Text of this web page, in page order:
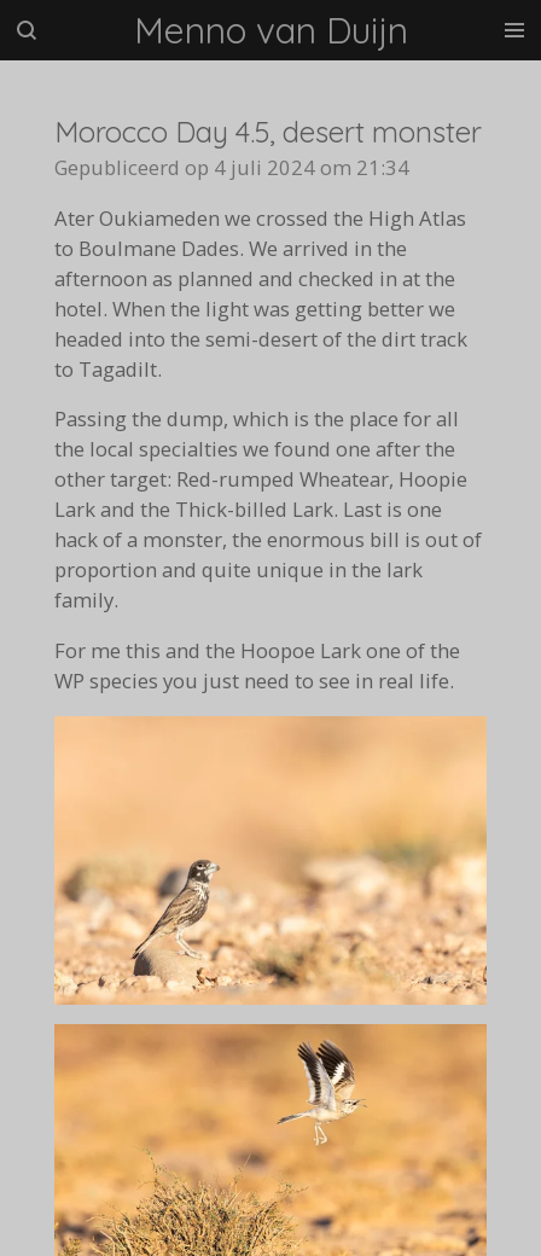
Ga
direct
hoofdinhoud
Menno van Duijn
Morocco Day 4.5, desert monster
Gepubliceerd op 4 juli 2024 om 21:34
Ater Oukiameden we crossed the High Atlas
to Boulmane Dades. We arrived in the
afternoon as planned and checked in at the
hotel. When the light was getting better we
headed into the semi-desert of the dirt track
to Tagadilt.
Passing the dump, which is the place for all
the local specialties we found one after the
other target: Red-rumped Wheatear, Hoopie
Lark and the Thick-billed Lark. Last is one
hack of a monster, the enormous bill is out of
proportion and quite unique in the lark
family.
For me this and the Hoopoe Lark one of the
WP species you just need to see in real life.